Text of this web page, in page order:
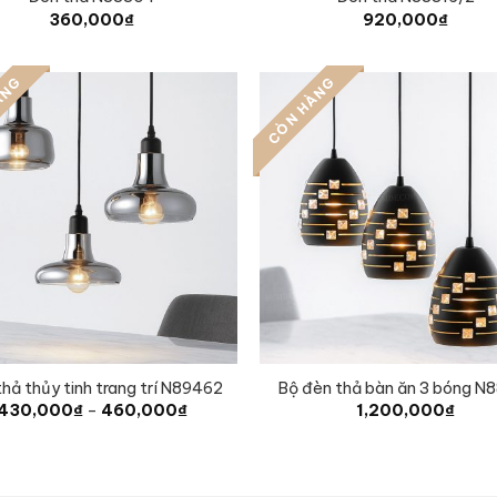
360,000₫
920,000₫
thủy tinh trang trí N89462
₫ – 460,000₫Price
CÒN HÀNG
Bộ đèn thả bàn ăn 3 bóng
1,200,000₫